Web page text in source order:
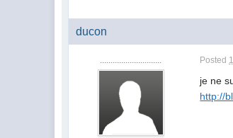
ducon
Posted
je ne
http://